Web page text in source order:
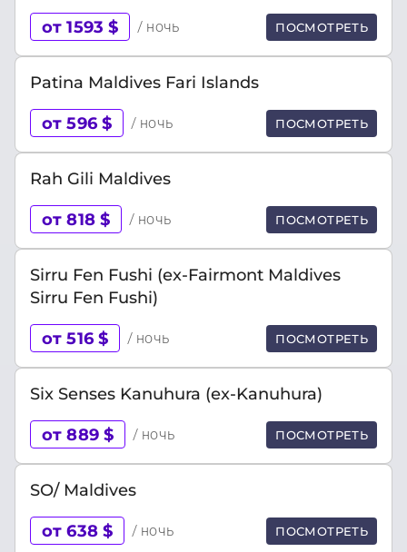
от 1593 $ / ночь ПОСМОТРЕТЬ
Patina Maldives Fari Islands
от 596 $ / ночь ПОСМОТРЕТЬ
Rah Gili Maldives
от 818 $ / ночь ПОСМОТРЕТЬ
Sirru Fen Fushi (ex-Fairmont Maldives
Sirru Fen Fushi)
от 516 $ / ночь ПОСМОТРЕТЬ
Six Senses Kanuhura (ex-Kanuhura)
от 889 $ / ночь ПОСМОТРЕТЬ
SO/ Maldives
от 638 $ / ночь ПОСМОТРЕТЬ